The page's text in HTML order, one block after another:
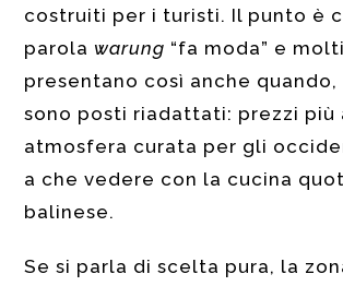
costruiti per i turisti. Il punto è
parola warung “fa moda” e
presentano così anche quando,
sono posti riadattati: prezzi più
atmosfera curata per gli
a che vedere con la cucina
balinese.
Se si parla di scelta pura, la